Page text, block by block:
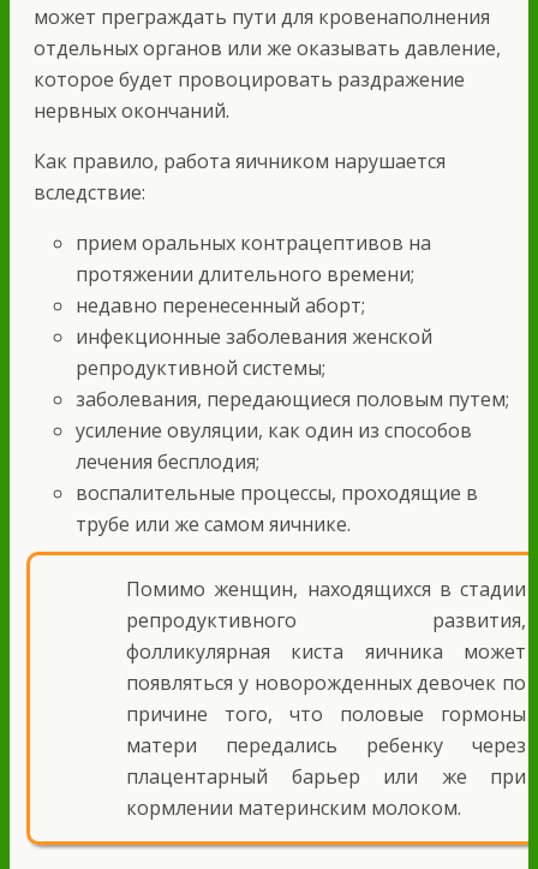
может преграждать пути для кровенаполнения
отдельных органов или же оказывать давление,
которое будет провоцировать раздражение
нервных окончаний.
Как правило, работа яичником нарушается
вследствие:
прием оральных контрацептивов на
протяжении длительного времени;
недавно перенесенный аборт;
инфекционные заболевания женской
репродуктивной системы;
заболевания, передающиеся половым путем;
усиление овуляции, как один из способов
лечения бесплодия;
воспалительные процессы, проходящие в
трубе или же самом яичнике.
Помимо женщин, находящихся в стадии
репродуктивного развития,
фолликулярная киста яичника может
появляться у новорожденных девочек по
причине того, что половые гормоны
матери передались ребенку через
плацентарный барьер или же при
кормлении материнским молоком.